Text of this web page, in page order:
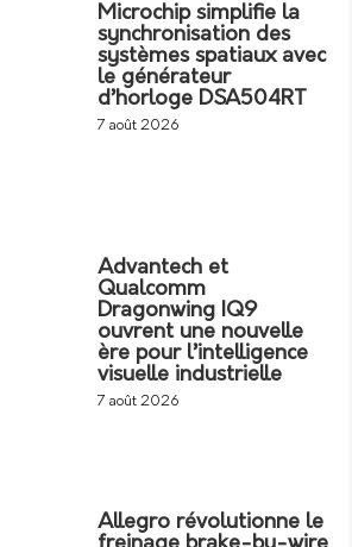
Microchip simplifie la
synchronisation des
systèmes spatiaux avec
le générateur
d’horloge DSA504RT
7 août 2026
Advantech et
Qualcomm
Dragonwing IQ9
ouvrent une nouvelle
ère pour l’intelligence
visuelle industrielle
7 août 2026
Allegro révolutionne le